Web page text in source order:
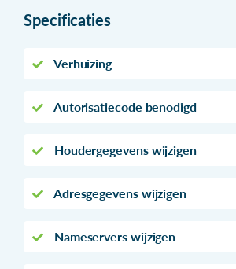
Specificaties
Verhuizing
Autorisatiecode benodigd
Houdergegevens wijzigen
Adresgegevens wijzigen
Nameservers wijzigen